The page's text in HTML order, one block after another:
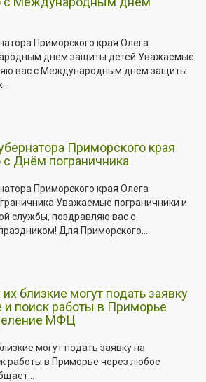
Приморского края Олега
днём защиты детей Уважаемые
вас с Международным днём защиты
Приморского края
Днём пограничника
Приморского края Олега
Уважаемые пограничники и
службы, поздравляю вас с
Для Приморского...
близкие могут подать заявку
и поиск работы в Приморье
МФЦ
могут подать заявку на
работы в Приморье через любое